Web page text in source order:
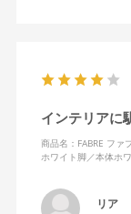
インテリアに
商品名：FABRE ファ
ホワイト脚／本体ホ
リア